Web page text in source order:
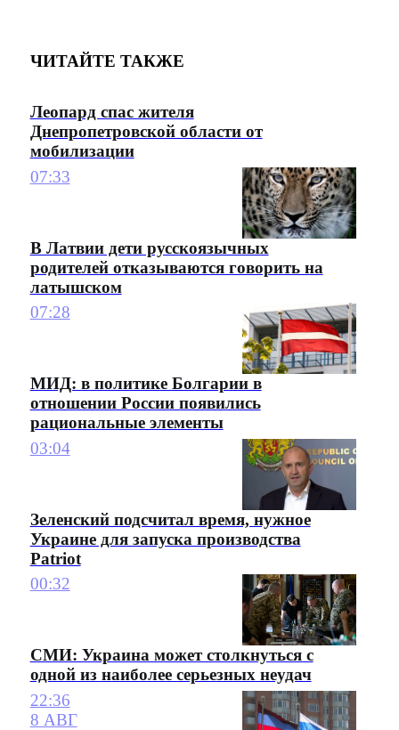
ЧИТАЙТЕ ТАКЖЕ
Леопард спас жителя
Днепропетровской области от
мобилизации
07:33
В Латвии дети русскоязычных
родителей отказываются говорить на
латышском
07:28
МИД: в политике Болгарии в
отношении России появились
рациональные элементы
03:04
Зеленский подсчитал время, нужное
Украине для запуска производства
Patriot
00:32
СМИ: Украина может столкнуться с
одной из наиболее серьезных неудач
22:36
8 АВГ